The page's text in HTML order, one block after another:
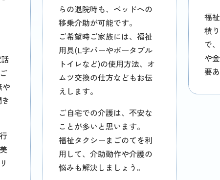
らの退院時も、ベッドへの
移乗介助が可能です。
ご希望時ご家族には、福祉
用具(L字バーやポータブル
トイレなど)の使用方法、オ
ムツ交換の仕方などもお伝
えします。
ご自宅での介護は、不安な
ことが多いと思います。
福祉タクシーまごのてを利
用して、介助動作や介護の
悩みも解決しましょう。
福
積
で
や
要